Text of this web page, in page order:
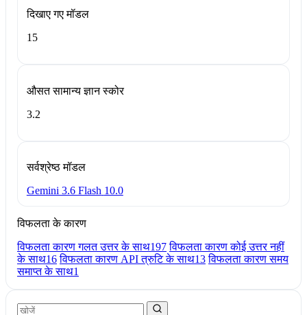
दिखाए गए मॉडल
15
औसत सामान्य ज्ञान स्कोर
3.2
सर्वश्रेष्ठ मॉडल
Gemini 3.6 Flash 10.0
विफलता के कारण
विफलता कारण गलत उत्तर के साथ197 विफलता कारण कोई उत्तर नहीं
के साथ16 विफलता कारण API त्रुटि के साथ13 विफलता कारण समय
समाप्त के साथ1